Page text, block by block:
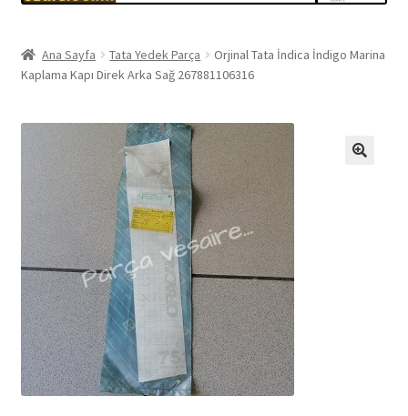
Ana Sayfa Tata Yedek Parça
Orjinal Tata İndica İndigo Marina
Kaplama Kapı Direk Arka Sağ 267881106316